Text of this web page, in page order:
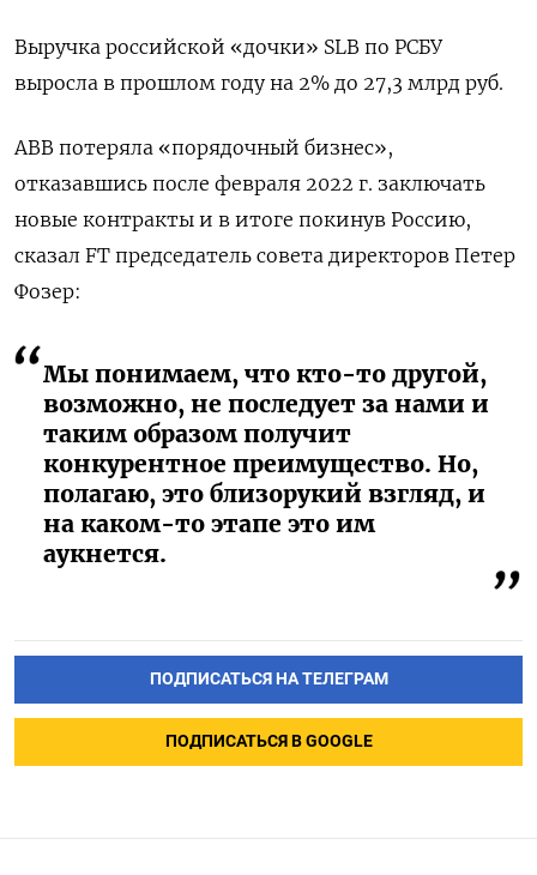
Выручка российской «дочки» SLB по РСБУ
выросла в прошлом году на 2% до 27,3 млрд руб.
ABB потеряла «порядочный бизнес»,
отказавшись после февраля 2022 г. заключать
новые контракты и в итоге покинув Россию,
сказал FT председатель совета директоров Петер
Фозер:
Мы понимаем, что кто-то другой,
возможно, не последует за нами и
таким образом получит
конкурентное преимущество. Но,
полагаю, это близорукий взгляд, и
на каком-то этапе это им
аукнется.
ПОДПИСАТЬСЯ НА ТЕЛЕГРАМ
ПОДПИСАТЬСЯ В GOOGLE